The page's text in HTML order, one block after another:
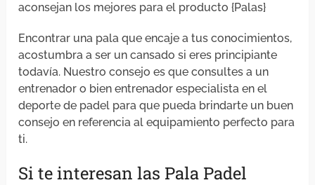
aconsejan los mejores para el producto {Palas}
Encontrar una pala que encaje a tus conocimientos,
acostumbra a ser un cansado si eres principiante
todavía. Nuestro consejo es que consultes a un
entrenador o bien entrenador especialista en el
deporte de padel para que pueda brindarte un buen
consejo en referencia al equipamiento perfecto para
ti.
Si te interesan las Pala Padel